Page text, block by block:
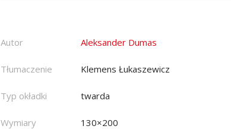
Autor Aleksander Dumas
Tłumaczenie Klemens Łukaszewicz
Typ okładki twarda
Wymiary 130×200